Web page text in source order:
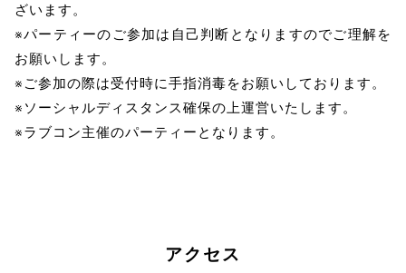
ざいます。
※パーティーのご参加は自己判断となりますのでご理解を
お願いします。
※ご参加の際は受付時に手指消毒をお願いしております。
※ソーシャルディスタンス確保の上運営いたします。
※ラブコン主催のパーティーとなります。
アクセス